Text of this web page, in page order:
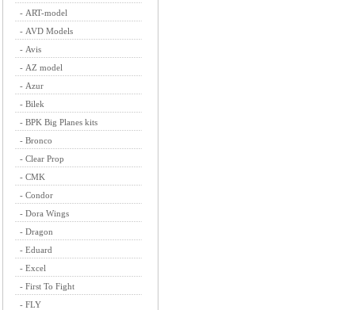
- ART-model
- AVD Models
- Avis
- AZ model
- Azur
- Bilek
- BPK Big Planes kits
- Bronco
- Clear Prop
- CMK
- Condor
- Dora Wings
- Dragon
- Eduard
- Excel
- First To Fight
- FLY